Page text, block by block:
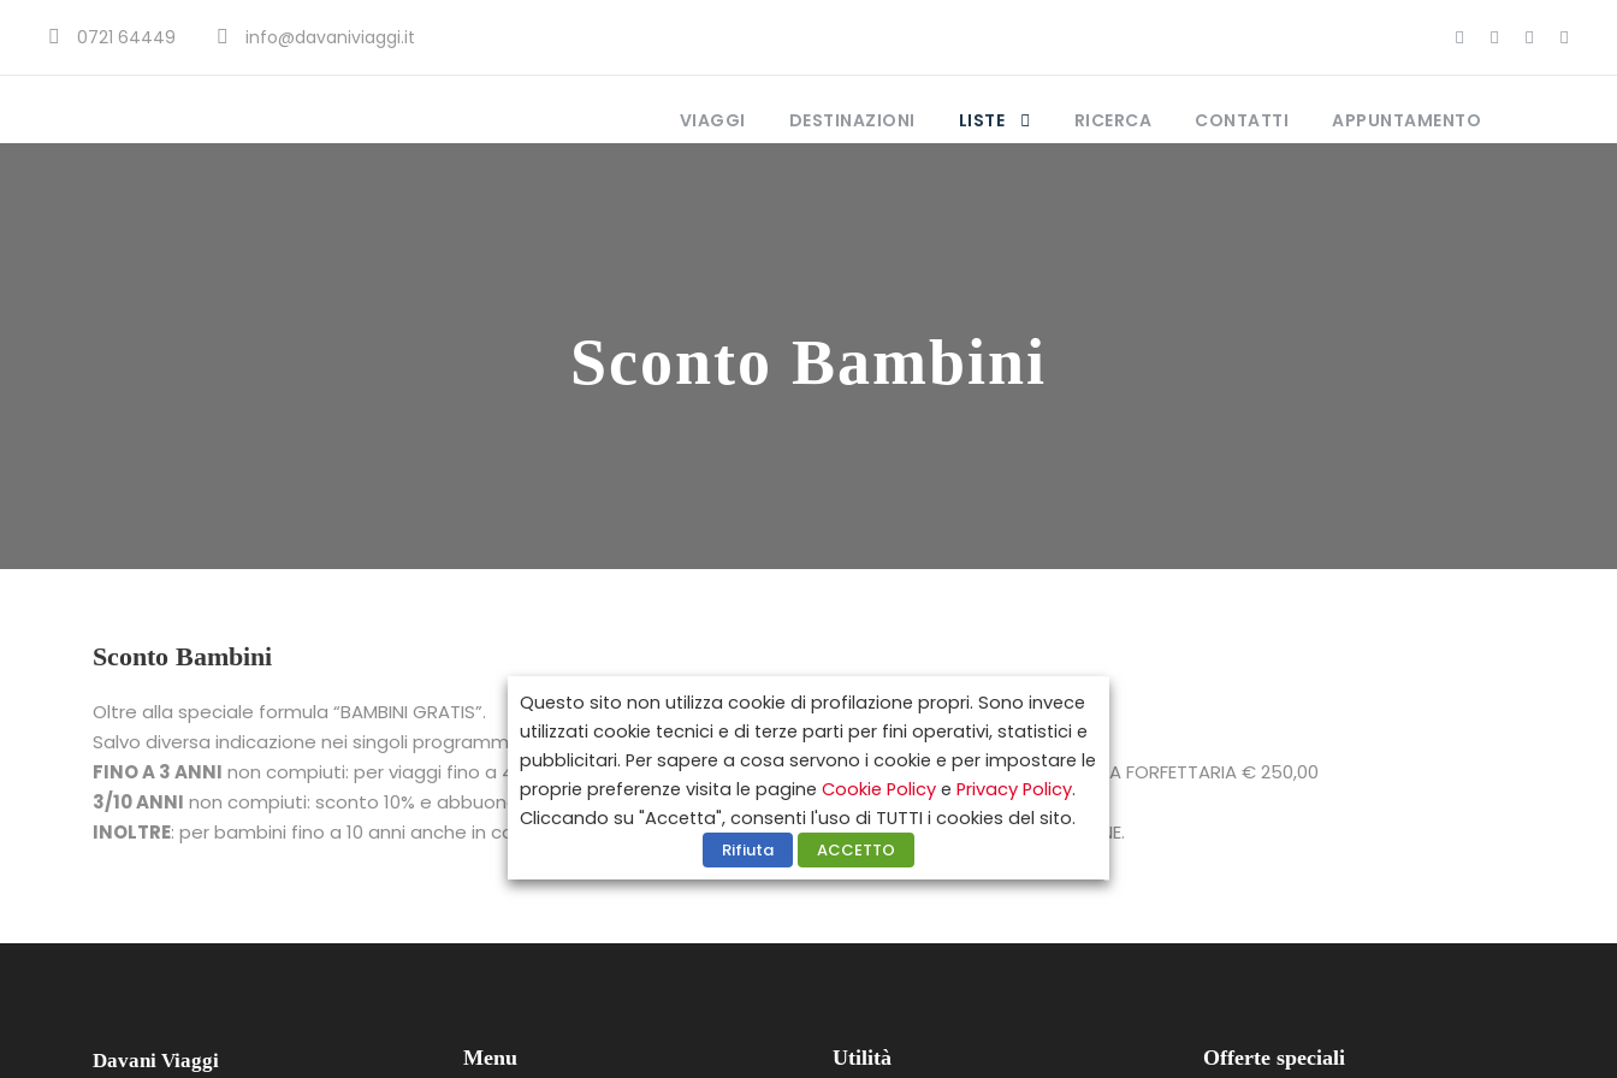
0721 64449 info@davaniviaggi.it
VIAGGI DESTINAZIONI LISTE RICERCA CONTATTI APPUNTAMENTO
Sconto Bambini
Sconto Bambini
Oltre alla speciale formula “BAMBINI GRATIS”.
Salvo diversa indicazione nei singoli programmi e per sistemazione con 2 adulti in tutti i viaggi in pullman.
FINO A 3 ANNI non compiuti: per viaggi fino a 4 giorni QUOTA FORFETTARIA € 150,00 per viaggi da 4 a 8 giorni QUOTA FORFETTARIA € 250,00
3/10 ANNI non compiuti: sconto 10% e abbuono quota di iscrizione
INOLTRE: per bambini fino a 10 anni anche in camera doppia con un solo adulto SCONTO DELLA QUOTA DI ISCRIZIONE.
Davani Viaggi Menu Utilità Offerte speciali
Questo sito non utilizza cookie di profilazione propri. Sono invece
utilizzati cookie tecnici e di terze parti per fini operativi, statistici e
pubblicitari. Per sapere a cosa servono i cookie e per impostare le
proprie preferenze visita le pagine Cookie Policy e Privacy Policy.
Cliccando su "Accetta", consenti l'uso di TUTTI i cookies del sito.
Rifiuta ACCETTO